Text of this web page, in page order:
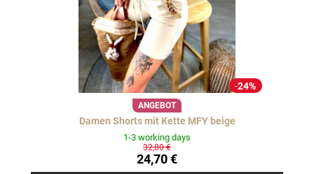
24%
ANGEBOT
Damen Shorts mit Kette MFY beige
1-3 working days
24,70 €
32,80 €